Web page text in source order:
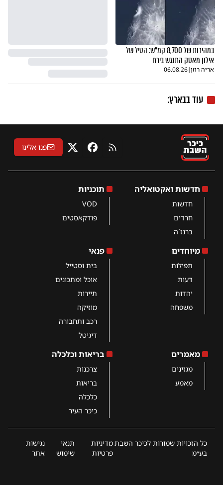
במהירות של 8,700 קמ"ש: הטיל של
אילון מאסק התנגש בירח
אריה רוזן|
06.08.26
עוד בבארץ:
RSS פייסבוקX פנו אלינו
חדשות ואקטואליה
חדשות
חרדים
ברנז´ה
תוכניות
VOD
פודקאסטים
מיוחדים
תפילות
דעות
יהדות
משפחה
פנאי
בית וסטייל
אוכל ומתכונים
תיירות
מוזיקה
רכב ותחבורה
דיגיטל
מאמרים
מגזינים
מאמע
בריאות וכלכלה
צרכנות
בריאות
כלכלה
כיכר העיר
כל הזכויות שמורות לכיכר השבת
בע״מ
מדיניות
פרטיות
תנאי
שימוש
נגישות
אתר